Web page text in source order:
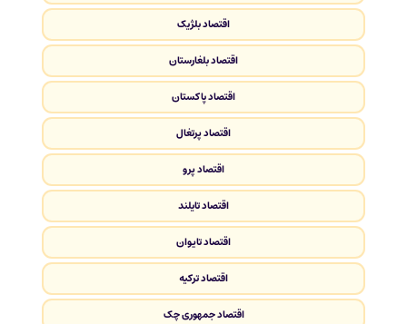
اقتصاد بلژیک
اقتصاد بلغارستان
اقتصاد پاکستان
اقتصاد پرتغال
اقتصاد پرو
اقتصاد تایلند
اقتصاد تایوان
اقتصاد ترکیه
اقتصاد جمهوری چک